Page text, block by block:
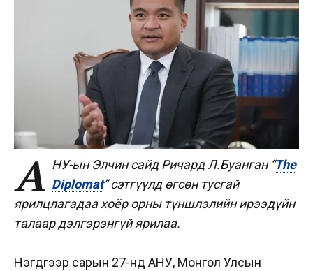
А НУ-ын Элчин сайд Ричард Л.Буанган “The
Diplomat” сэтгүүлд өгсөн тусгай
ярилцлагадаа хоёр орны түншлэлийн ирээдүйн
талаар дэлгэрэнгүй ярилаа.
Нэгдүгээр сарын 27-нд АНУ, Монгол Улсын